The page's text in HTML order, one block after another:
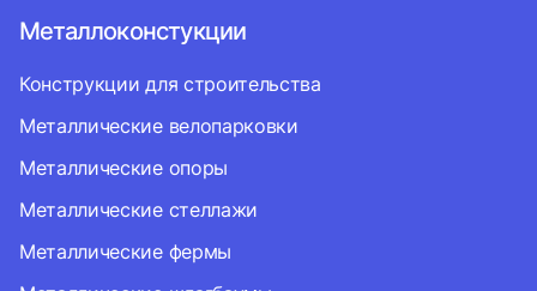
Металлоконстукции
Конструкции для строительства
Металлические велопарковки
Металлические опоры
Металлические стеллажи
Металлические фермы